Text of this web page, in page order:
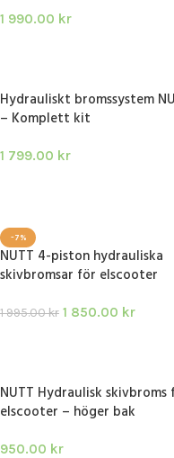
1 990.00 kr
Hydrauliskt bromssystem
– Komplett kit
1 799.00 kr
-7%
NUTT 4-piston hydrauliska
skivbromsar för elscooter
1 995.00kr 1 850.00 kr
NUTT Hydraulisk skivbroms
elscooter – höger bak
950.00 kr